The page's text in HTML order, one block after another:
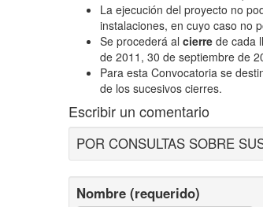
La ejecución del proyecto no
instalaciones, en cuyo caso no
Se procederá al cierre de cada
de 2011, 30 de septiembre de
Para esta Convocatoria se
de los sucesivos cierres.
Escribir un comentario
POR CONSULTAS SOBRE
Nombre (requerido)